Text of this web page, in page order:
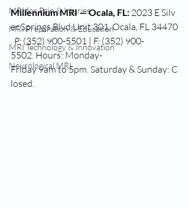
MRI for Pain & Injuries
MRI Preparation & Education
MRI Technology & Innovation
Neurological MRI
Millennium MRI — Ocala, FL: 2023 E Silv
er Springs Blvd Unit 301, Ocala, FL 34470
. P: (352) 900-5501 | F: (352) 900-
5502. Hours: Monday-
Friday 9am to 5pm. Saturday & Sunday: C
losed.